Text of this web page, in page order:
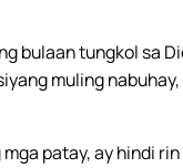
bulaan tungkol sa
muling
patay, ay hindi